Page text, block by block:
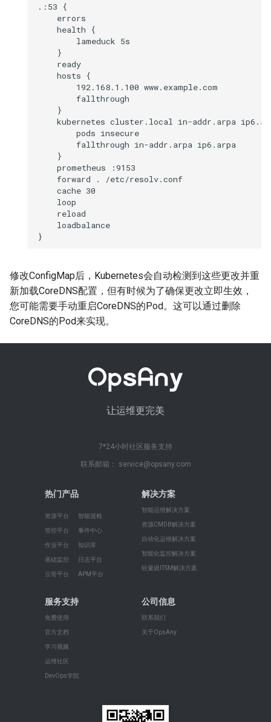
.:53 {
    errors
    health {
        lameduck 5s
    }
    ready
    hosts {
        192.168.1.100 www.example.com
        fallthrough
    }
kubernetes cluster.local in-addr.arpa
        pods insecure
        fallthrough in-addr.arpa ip6.arpa
    }
    prometheus :9153
    forward . /etc/resolv.conf
    cache 30
    loop
    reload
    loadbalance
修改ConfigMap后，Kubernetes会自动检测到这些更改并重
新加载CoreDNS配置，但有时候为了确保更改立即生效，
您可能需要手动重启CoreDNS的Pod。这可以通过删除
CoreDNS的Pod来实现。
让运维更完美
7*24小时社区服务支持
联系邮箱： service@opsany.com
热门产品
资源平台
管控平台
作业平台
基础监控
云管平台
智能巡检
事件中心
知识库
日志平台
APM平台
解决方案
智能运维解决方案
资源CMDB解决方案
自动化运维解决方案
智能化监控解决方案
轻量级ITSM解决方案
服务支持
免费使用
官方文档
学习视频
运维社区
DevOps学院
公司信息
联系我们
关于OpsAny